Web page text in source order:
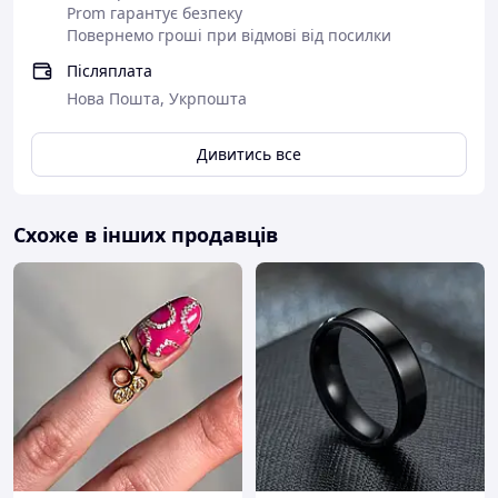
Як замірятикільця? Найпростіший спосіб – виміряти
лінійкою внутрішній діаметр прикраси з того ж пальця, на
який потрібно нове кільце. Наприклад, діаметр дорівнює
1,7 см – 17 мм: ваш розмір – 17.
Prom гарантує безпеку
Повернемо гроші при відмові від посилки
Післяплата
Нова Пошта, Укрпошта
Дивитись все
Схоже в інших продавців